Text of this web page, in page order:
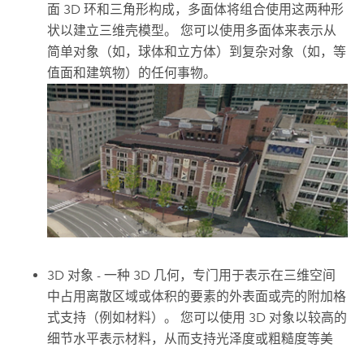
面 3D 环和三角形构成，多面体将组合使用这两种形
状以建立三维壳模型。 您可以使用多面体来表示从
简单对象（如，球体和立方体）到复杂对象（如，等
值面和建筑物）的任何事物。
3D 对象 - 一种 3D 几何，专门用于表示在三维空间
中占用离散区域或体积的要素的外表面或壳的附加格
式支持（例如材料）。 您可以使用 3D 对象以较高的
细节水平表示材料，从而支持光泽度或粗糙度等美